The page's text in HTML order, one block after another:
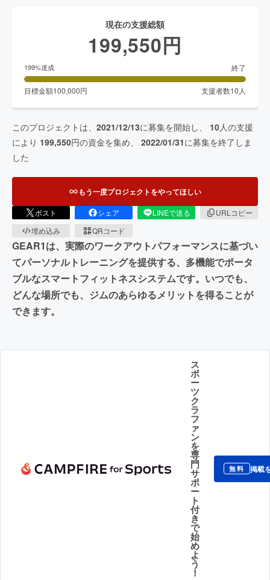
現在の支援総額
199,550円
199%達成 終了
目標金額100,000円 支援者数10 人
このプロジェクトは、 2021/12/13に募集を開始し、 10人の支援
により 199,550円の資金を集め、 2022/01/31に募集を終了しま
した
もう一度プロジェクトをやってほしい
ポスト シェア LINEで送る
URLコピー
埋め込み
QRコード
GEAR1は、実際のワークアウトパフォーマンスに基づい
てパーソナルトレーニングを提供する、多機能でポータ
ブルなスマートフィットネスシステムです。いつでも、
どんな場所でも、ジムのあらゆるメリットを得ることが
できます。
ス
ポ
ー
ツ
ク
ラ
フ
ァ
ン
を
専
門
サ
ポ
ー
ト
付
き
で
始
め
よ
う
！
無料 掲載